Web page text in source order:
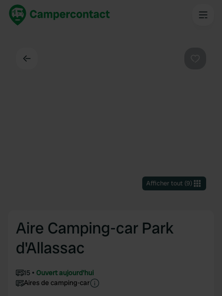
Afficher tout(9)
Aire Camping-car Park
d'Allassac
15
Ouvert aujourd'hui
Aires de camping-car